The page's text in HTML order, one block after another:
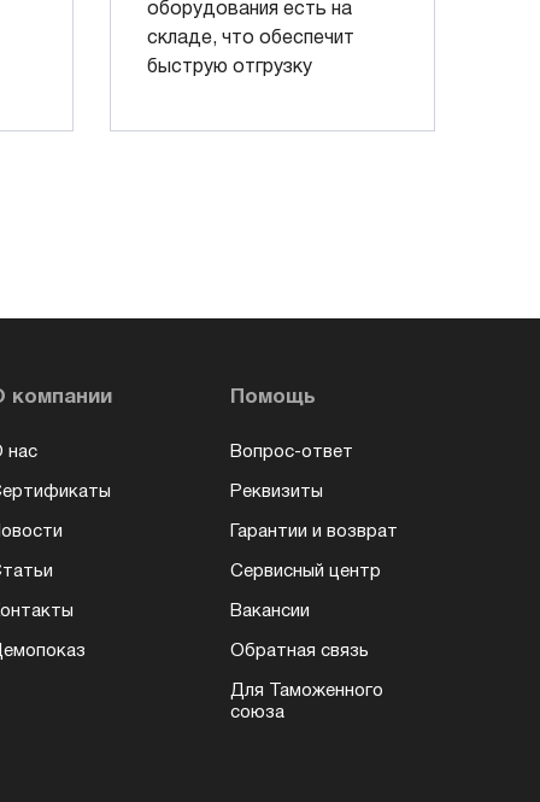
оборудования есть на
складе, что обеспечит
быструю отгрузку
компании
нас
Помощь
Вопрос-ответ
Реквизиты
Гарантии и возврат
Сервисный центр
Вакансии
Обратная связь
Для Таможенного
союза